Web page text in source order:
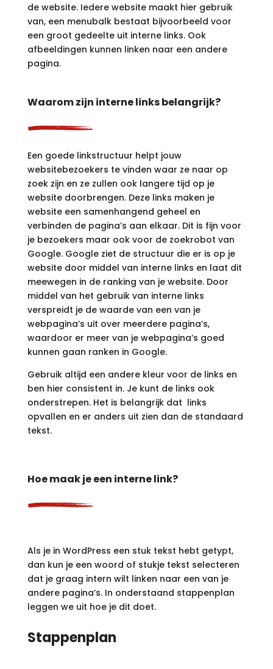
de website. Iedere website maakt hier gebruik
van, een menubalk bestaat bijvoorbeeld voor
een groot gedeelte uit interne links. Ook
afbeeldingen kunnen linken naar een andere
pagina.
Waarom zijn interne links belangrijk?
Een goede linkstructuur helpt jouw
websitebezoekers te vinden waar ze naar op
zoek zijn en ze zullen ook langere tijd op je
website doorbrengen. Deze links maken je
website een samenhangend geheel en
verbinden de pagina’s aan elkaar. Dit is fijn voor
je bezoekers maar ook voor de zoekrobot van
Google. Google ziet de structuur die er is op je
website door middel van interne links en laat dit
meewegen in de ranking van je website. Door
middel van het gebruik van interne links
verspreidt je de waarde van een van je
webpagina’s uit over meerdere pagina’s,
waardoor er meer van je webpagina’s goed
kunnen gaan ranken in Google.
Gebruik altijd een andere kleur voor de links en
ben hier consistent in. Je kunt de links ook
onderstrepen. Het is belangrijk dat links
opvallen en er anders uit zien dan de standaard
tekst.
Hoe maak je een interne link?
Als je in WordPress een stuk tekst hebt getypt,
dan kun je een woord of stukje tekst selecteren
dat je graag intern wilt linken naar een van je
andere pagina’s. In onderstaand stappenplan
leggen we uit hoe je dit doet.
Stappenplan